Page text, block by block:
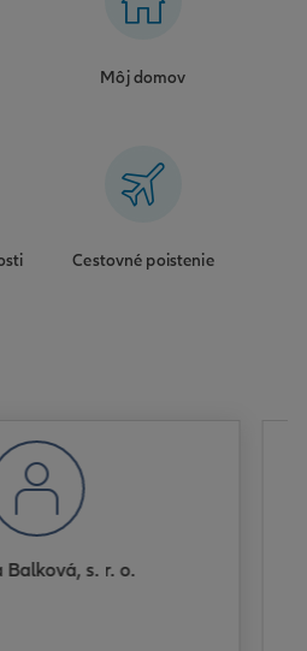
Môj domov
Cestovné poistenie
Balková, s. r. o.